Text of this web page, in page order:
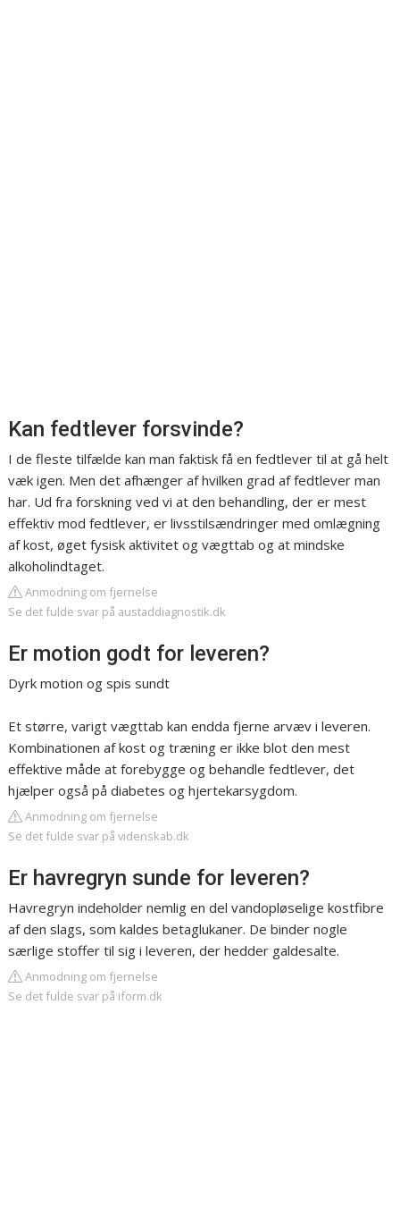
Kan fedtlever forsvinde?
I de fleste tilfælde kan man faktisk få en fedtlever til at gå helt
væk igen. Men det afhænger af hvilken grad af fedtlever man
har. Ud fra forskning ved vi at den behandling, der er mest
effektiv mod fedtlever, er livsstilsændringer med omlægning
af kost, øget fysisk aktivitet og vægttab og at mindske
alkoholindtaget.
Anmodning om fjernelse
Se det fulde svar på austaddiagnostik.dk
Er motion godt for leveren?
Dyrk motion og spis sundt
Et større, varigt vægttab kan endda fjerne arvæv i leveren.
Kombinationen af kost og træning er ikke blot den mest
effektive måde at forebygge og behandle fedtlever, det
hjælper også på diabetes og hjertekarsygdom.
Anmodning om fjernelse
Se det fulde svar på videnskab.dk
Er havregryn sunde for leveren?
Havregryn indeholder nemlig en del vandopløselige kostfibre
af den slags, som kaldes betaglukaner. De binder nogle
særlige stoffer til sig i leveren, der hedder galdesalte.
Anmodning om fjernelse
Se det fulde svar på iform.dk